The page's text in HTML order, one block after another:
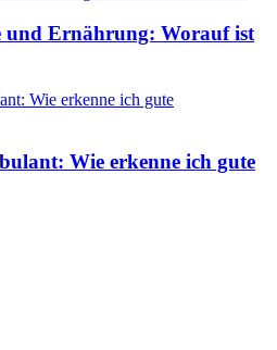
und Ernährung: Worauf ist
Wie erkenne ich gute